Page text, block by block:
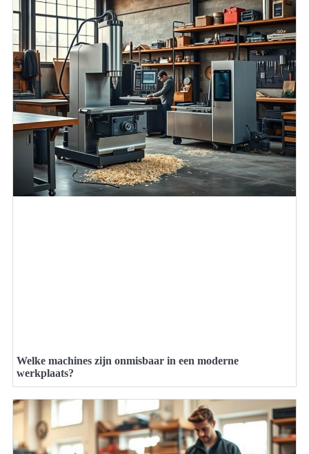
Welke machines zijn onmisbaar in een moderne
werkplaats?